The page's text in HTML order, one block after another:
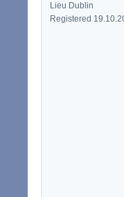
Lieu Dublin
Registered